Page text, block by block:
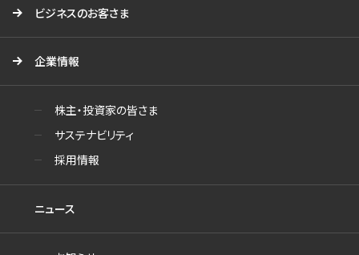
ビジネスのお客さま
企業情報
株主・投資家の皆さま
サステナビリティ
採用情報
ニュース